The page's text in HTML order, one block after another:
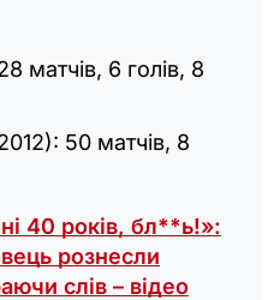
матчів, 6 голів, 8
50 матчів, 8
40 років, бл**ь!»:
рознесли
слів – відео